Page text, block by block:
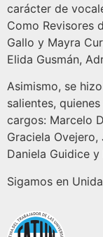
carácter de
Como Revisores
Gallo y Mayra
Elida Gusmán,
Asimismo, se
salientes,
cargos: Marcelo
Graciela
Daniela Guidice y
Sigamos en